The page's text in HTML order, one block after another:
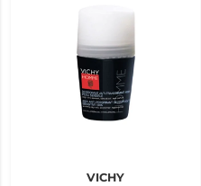
VICHY